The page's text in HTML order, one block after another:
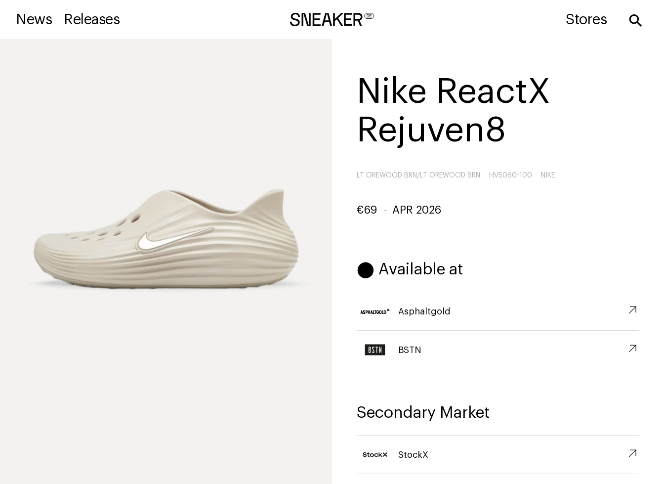
News Releases Stores ⚲
Nike ReactX
Rejuven8
LT OREWOOD BRN/LT OREWOOD BRN HV5060-100 NIKE
€69 - APR 2026
⬤ Available at
Asphaltgold ↗︎
BSTN ↗︎
Secondary Market
StockX ↗︎